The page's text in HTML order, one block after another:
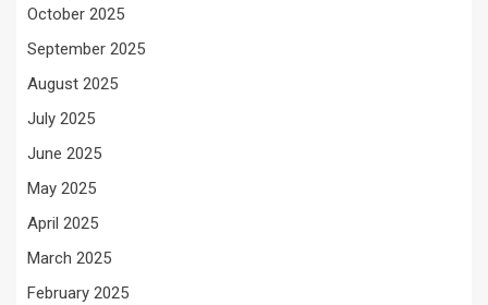
October 2025
September 2025
August 2025
July 2025
June 2025
May 2025
April 2025
March 2025
February 2025